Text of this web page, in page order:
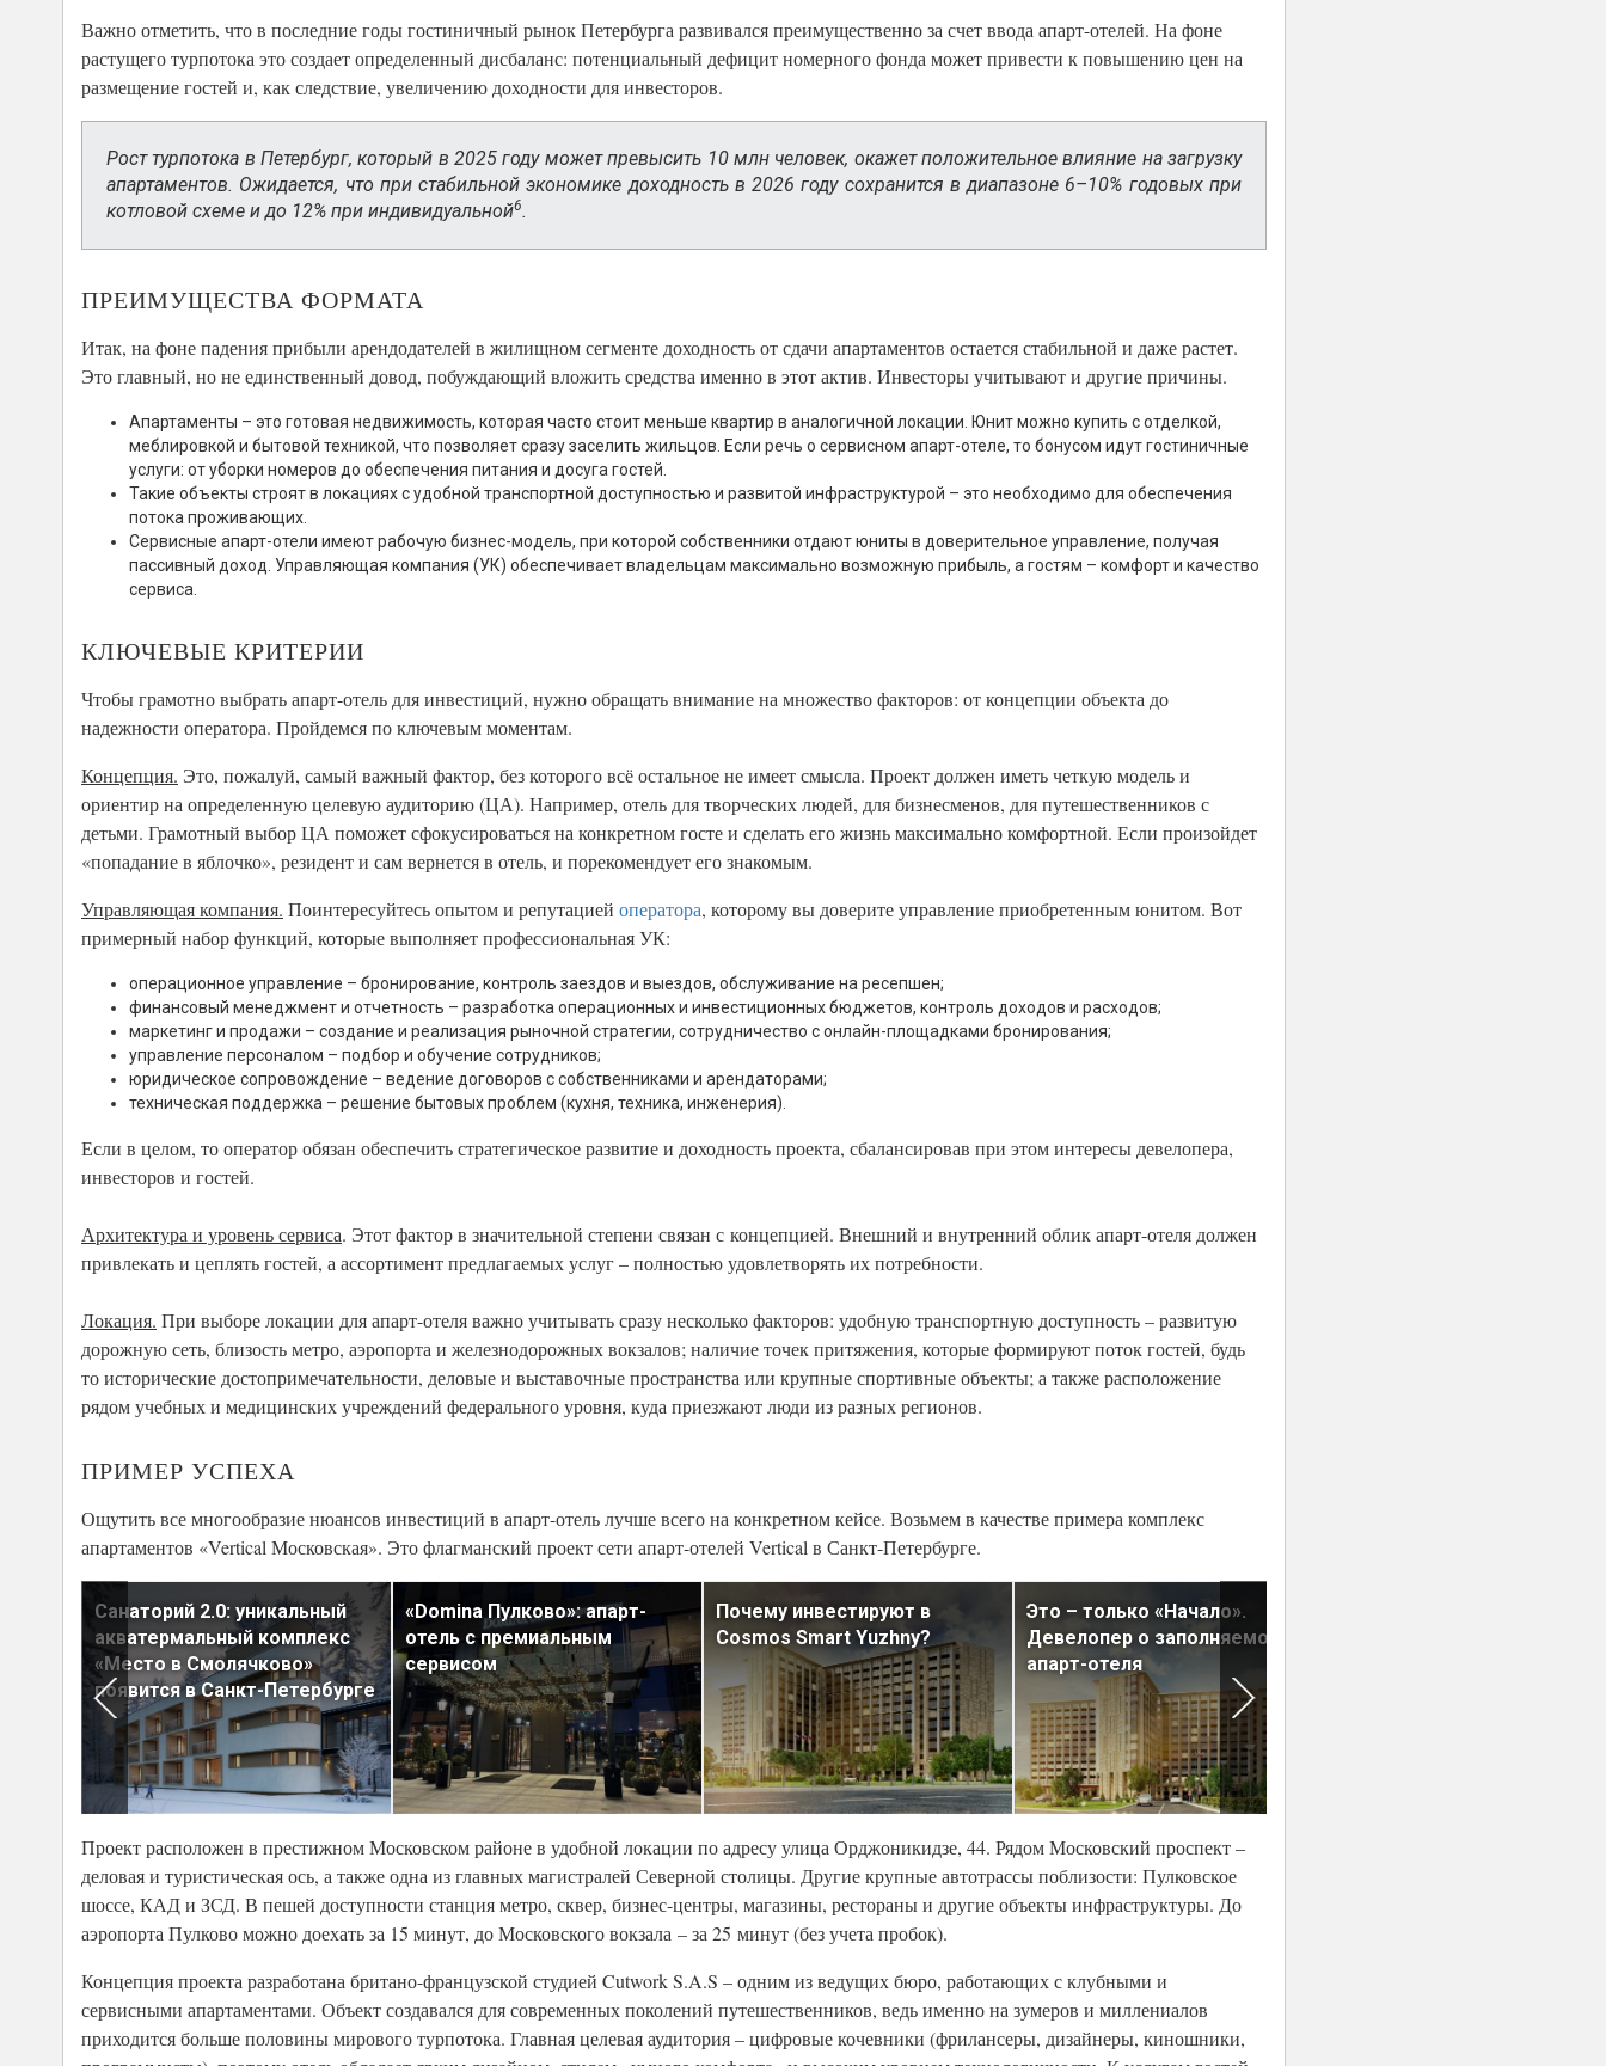
Важно отметить, что в последние годы гостиничный рынок Петербурга развивался преимущественно за счет ввода апарт-отелей. На фоне
растущего турпотока это создает определенный дисбаланс: потенциальный дефицит номерного фонда может привести к повышению цен на
размещение гостей и, как следствие, увеличению доходности для инвесторов.
Рост турпотока в Петербург, который в 2025 году может превысить 10 млн человек, окажет положительное влияние на загрузку
апартаментов. Ожидается, что при стабильной экономике доходность в 2026 году сохранится в диапазоне 6–10% годовых при
котловой схеме и до 12% при индивидуальной6.
ПРЕИМУЩЕСТВА ФОРМАТА
Итак, на фоне падения прибыли арендодателей в жилищном сегменте доходность от сдачи апартаментов остается стабильной и даже растет.
Это главный, но не единственный довод, побуждающий вложить средства именно в этот актив. Инвесторы учитывают и другие причины.
Апартаменты – это готовая недвижимость, которая часто стоит меньше квартир в аналогичной локации. Юнит можно купить с отделкой,
меблировкой и бытовой техникой, что позволяет сразу заселить жильцов. Если речь о сервисном апарт-отеле, то бонусом идут гостиничные
услуги: от уборки номеров до обеспечения питания и досуга гостей.
Такие объекты строят в локациях с удобной транспортной доступностью и развитой инфраструктурой – это необходимо для обеспечения
потока проживающих.
Сервисные апарт-отели имеют рабочую бизнес-модель, при которой собственники отдают юниты в доверительное управление, получая
пассивный доход. Управляющая компания (УК) обеспечивает владельцам максимально возможную прибыль, а гостям – комфорт и качество
сервиса.
КЛЮЧЕВЫЕ КРИТЕРИИ
Чтобы грамотно выбрать апарт-отель для инвестиций, нужно обращать внимание на множество факторов: от концепции объекта до
надежности оператора. Пройдемся по ключевым моментам.
Концепция. Это, пожалуй, самый важный фактор, без которого всё остальное не имеет смысла. Проект должен иметь четкую модель и
ориентир на определенную целевую аудиторию (ЦА). Например, отель для творческих людей, для бизнесменов, для путешественников с
детьми. Грамотный выбор ЦА поможет сфокусироваться на конкретном госте и сделать его жизнь максимально комфортной. Если произойдет
«попадание в яблочко», резидент и сам вернется в отель, и порекомендует его знакомым.
Управляющая компания. Поинтересуйтесь опытом и репутацией оператора, которому вы доверите управление приобретенным юнитом. Вот
примерный набор функций, которые выполняет профессиональная УК:
операционное управление – бронирование, контроль заездов и выездов, обслуживание на ресепшен;
финансовый менеджмент и отчетность – разработка операционных и инвестиционных бюджетов, контроль доходов и расходов;
маркетинг и продажи – создание и реализация рыночной стратегии, сотрудничество с онлайн-площадками бронирования;
управление персоналом – подбор и обучение сотрудников;
юридическое сопровождение – ведение договоров с собственниками и арендаторами;
техническая поддержка – решение бытовых проблем (кухня, техника, инженерия).
Если в целом, то оператор обязан обеспечить стратегическое развитие и доходность проекта, сбалансировав при этом интересы девелопера,
инвесторов и гостей.
Архитектура и уровень сервиса. Этот фактор в значительной степени связан с концепцией. Внешний и внутренний облик апарт-отеля должен
привлекать и цеплять гостей, а ассортимент предлагаемых услуг – полностью удовлетворять их потребности.
Локация. При выборе локации для апарт-отеля важно учитывать сразу несколько факторов: удобную транспортную доступность – развитую
дорожную сеть, близость метро, аэропорта и железнодорожных вокзалов; наличие точек притяжения, которые формируют поток гостей, будь
то исторические достопримечательности, деловые и выставочные пространства или крупные спортивные объекты; а также расположение
рядом учебных и медицинских учреждений федерального уровня, куда приезжают люди из разных регионов.
ПРИМЕР УСПЕХА
Ощутить все многообразие нюансов инвестиций в апарт-отель лучше всего на конкретном кейсе. Возьмем в качестве примера комплекс
апартаментов «Vertical Московская». Это флагманский проект сети апарт-отелей Vertical в Санкт-Петербурге.
Санаторий 2.0: уникальный
акватермальный комплекс
«Место в Смолячково»
появится в Санкт-Петербурге
«Domina Пулково»: апарт-
отель с премиальным
сервисом
Почему инвестируют в
Cosmos Smart Yuzhny?
Это – только «Начало».
Девелопер о заполняемости
апарт-отеля
Проект расположен в престижном Московском районе в удобной локации по адресу улица Орджоникидзе, 44. Рядом Московский проспект –
деловая и туристическая ось, а также одна из главных магистралей Северной столицы. Другие крупные автотрассы поблизости: Пулковское
шоссе, КАД и ЗСД. В пешей доступности станция метро, сквер, бизнес-центры, магазины, рестораны и другие объекты инфраструктуры. До
аэропорта Пулково можно доехать за 15 минут, до Московского вокзала – за 25 минут (без учета пробок).
Концепция проекта разработана британо-французской студией Cutwork S.A.S – одним из ведущих бюро, работающих с клубными и
сервисными апартаментами. Объект создавался для современных поколений путешественников, ведь именно на зумеров и миллениалов
приходится больше половины мирового турпотока. Главная целевая аудитория – цифровые кочевники (фрилансеры, дизайнеры, киношники,